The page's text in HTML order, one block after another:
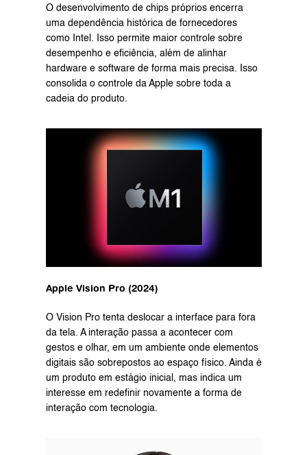
O desenvolvimento de chips próprios encerra
uma dependência histórica de fornecedores
como Intel. Isso permite maior controle sobre
desempenho e eficiência, além de alinhar
hardware e software de forma mais precisa. Isso
consolida o controle da Apple sobre toda a
cadeia do produto.
Apple Vision Pro (2024)
O Vision Pro tenta deslocar a interface para fora
da tela. A interação passa a acontecer com
gestos e olhar, em um ambiente onde elementos
digitais são sobrepostos ao espaço físico. Ainda é
um produto em estágio inicial, mas indica um
interesse em redefinir novamente a forma de
interação com tecnologia.